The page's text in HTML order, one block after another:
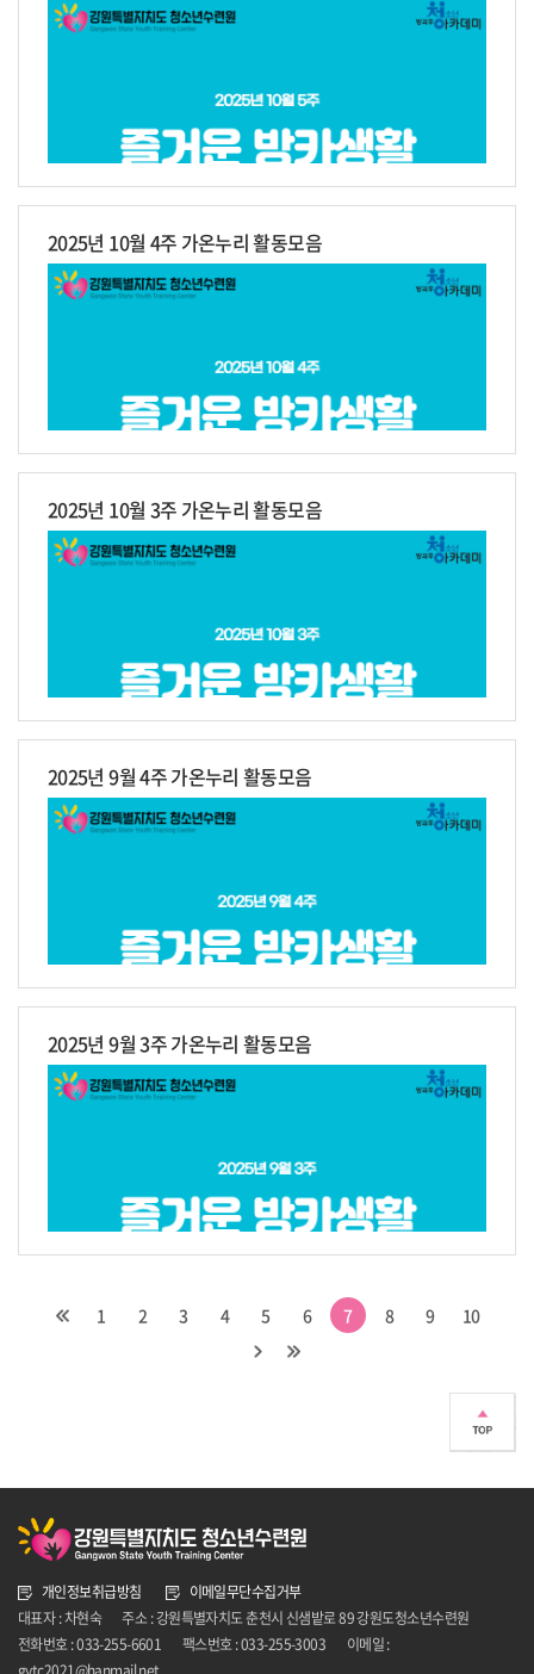
2025년 10월 4주 가온누리 활동모음
2025년 10월 3주 가온누리 활동모음
2025년 9월 4주 가온누리 활동모음
2025년 9월 3주 가온누리 활동모음
1 2 3 4 5 6 7 8 9 10
개인정보취급방침
이메일무단수집거부
대표자 : 차현숙
주소 : 강원특별자치도 춘천시 신샘밭로 89 강원도청소년수련원
전화번호 : 033-255-6601
팩스번호 : 033-255-3003
이메일 :